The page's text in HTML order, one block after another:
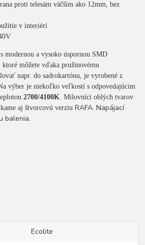
proti telesám väčším ako 12mm, bez
v interiéri
modernou a vysoko úspornou SMD
môžete vďaka pružinovému
napr. do sadrokartónu, je vyrobené z
výber je niekoľko veľkostí s odpovedajúcim
2700/4100K. Milovníci oblých tvarov
aj štvorcovú verziu RAFA. Napájací
balenia.
Ecolite